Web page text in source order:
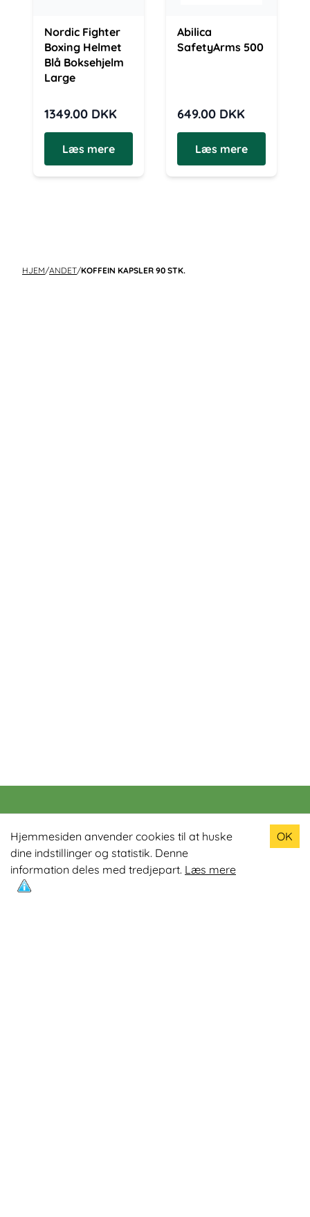
Hjemmesiden anvender cookies til at huske
dine indstillinger og statistik. Denne
information deles med tredjepart. Læs mere
OK
Nordic Fighter
Boxing Helmet
Blå Boksehjelm
Large
1349.00 DKK
Læs mere
Abilica
SafetyArms 500
649.00 DKK
Læs mere
HJEM/ANDET/KOFFEIN KAPSLER 90 STK.
Populære produkter
Odin R900 Romaskine
Odin S900 Spinningcykel